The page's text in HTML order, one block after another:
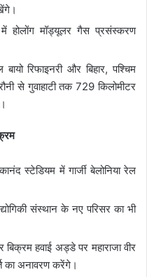
होलोंग मॉड्यूलर गैस प्रसंस्करण
रिफाइनरी और बिहार, पश्चिम
से गुवाहाटी तक 729 किलोमीटर
स्टेडियम में गार्जी बेलोनिया रेल
संस्थान के नए परिसर का भी
बिक्रम हवाई अड्डे पर महाराजा वीर
का अनावरण करेंगे।